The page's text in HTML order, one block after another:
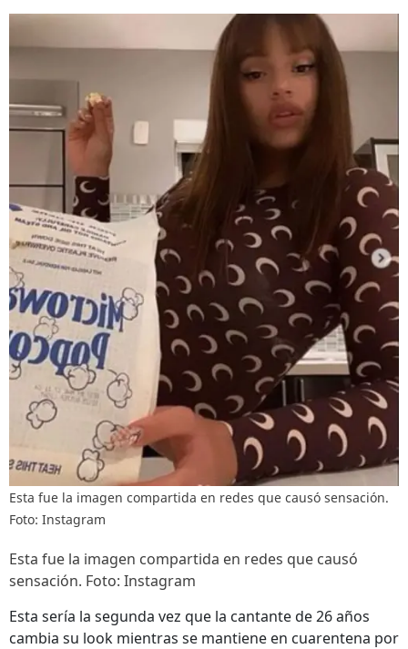
Esta fue la imagen compartida en redes que causó sensación.
Foto: Instagram
Esta fue la imagen compartida en redes que causó
sensación. Foto: Instagram
Esta sería la segunda vez que la cantante de 26 años
cambia su look mientras se mantiene en cuarentena por